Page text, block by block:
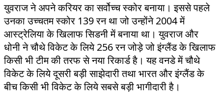
युवराज ने अपने करियर का सर्वोच्च स्कोर बनाया। इससे पहले
उनका उच्चतम स्कोर 139 रन था जो उन्होंने 2004 में
आस्ट्रेलिया के खिलाफ सिडनी में बनाया था। युवराज और
धोनी ने चौथे विकेट के लिये 256 रन जोड़े जो इंग्लैंड के खिलाफ
किसी भी टीम की तरफ से नया रिकार्ड है। यह वनडे में चौथे
विकेट के लिये दूसरी बड़ी साझेदारी तथा भारत और इंग्लैंड के
बीच किसी भी विकेट के लिये सबसे बड़ी भागीदारी है।